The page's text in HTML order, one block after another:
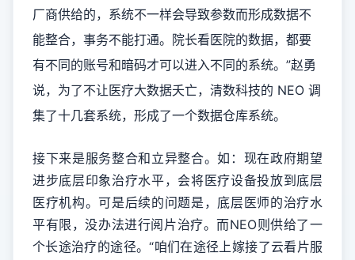
厂商供给的，系统不一样会导致参数而形成数据不
能整合，事务不能打通。院长看医院的数据，都要
有不同的账号和暗码才可以进入不同的系统。”赵勇
说，为了不让医疗大数据夭亡，清数科技的 NEO 调
集了十几套系统，形成了一个数据仓库系统。
接下来是服务整合和立异整合。如：现在政府期望
进步底层印象治疗水平，会将医疗设备投放到底层
医疗机构。可是后续的问题是，底层医师的治疗水
平有限，没办法进行阅片治疗。而NEO则供给了一
个长途治疗的途径。“咱们在途径上嫁接了云看片服